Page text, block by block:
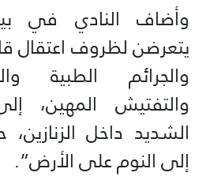
وأضاف النادي في
يتعرضن لظروف اعتقال
والجرائم الطبية
والتفتيش المهين،
الشديد داخل
إلى النوم على الأرض”.